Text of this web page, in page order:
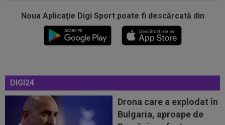
Noua Aplicaţie Digi Sport poate fi descărcată din
DIGI24
Drona care a explodat în
Bulgaria, aproape de
VIDEO
Alex Musi a dat declarația serii, după
ce Dinamo a învins-o pe FC Voluntari cu...
00:02 EXCLUSIV
Florin Prunea s-a convins, după
Dinamo - FC Voluntari: ”Fotbalist! Extraordinar”
00:00
Ion Gheorghe a rupt tăcerea, după ce a